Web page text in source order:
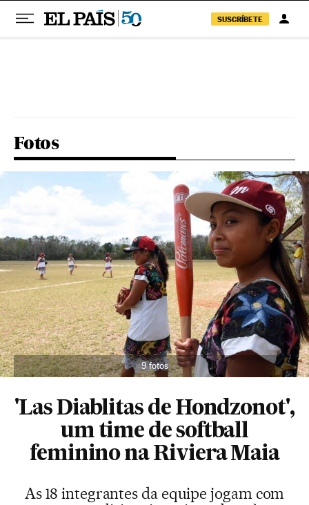
SUSCRÍBETE
Fotos
9 fotos
'Las Diablitas de Hondzonot',
um time de softball
feminino na Riviera Maia
As 18 integrantes da equipe jogam com